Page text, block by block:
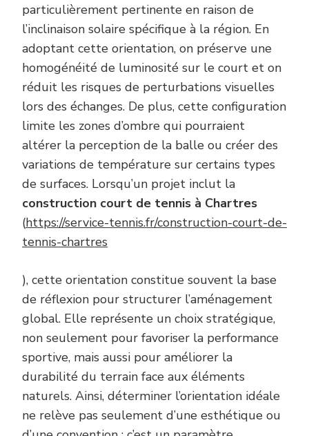
particulièrement pertinente en raison de
l’inclinaison solaire spécifique à la région. En
adoptant cette orientation, on préserve une
homogénéité de luminosité sur le court et on
réduit les risques de perturbations visuelles
lors des échanges. De plus, cette configuration
limite les zones d’ombre qui pourraient
altérer la perception de la balle ou créer des
variations de température sur certains types
de surfaces. Lorsqu’un projet inclut la
construction court de tennis à Chartres
(https://service-tennis.fr/construction-court-de-
tennis-chartres
), cette orientation constitue souvent la base
de réflexion pour structurer l’aménagement
global. Elle représente un choix stratégique,
non seulement pour favoriser la performance
sportive, mais aussi pour améliorer la
durabilité du terrain face aux éléments
naturels. Ainsi, déterminer l’orientation idéale
ne relève pas seulement d’une esthétique ou